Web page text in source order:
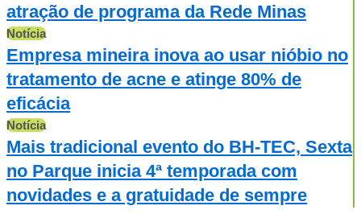
atração de programa da Rede Minas
Notícia
Empresa mineira inova ao usar nióbio no
tratamento de acne e atinge 80% de
eficácia
Notícia
Mais tradicional evento do BH-TEC, Sexta
no Parque inicia 4ª temporada com
novidades e a gratuidade de sempre